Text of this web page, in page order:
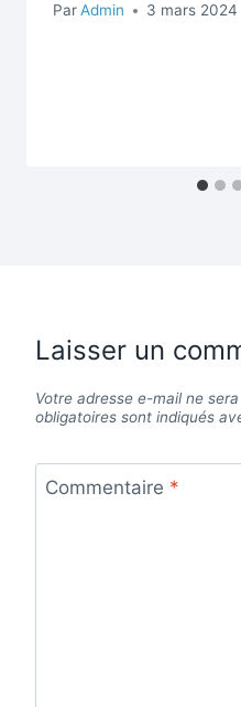
ParAdmin 3 mars 2024
Laisser un
Votre adresse e-mail ne
obligatoires sont indiqués
Commentaire *